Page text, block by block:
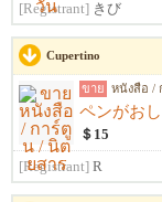
[Registrant] きび
Cupertino
ขาย หนังสือ /
ペンがお
＄15
[Registrant] R